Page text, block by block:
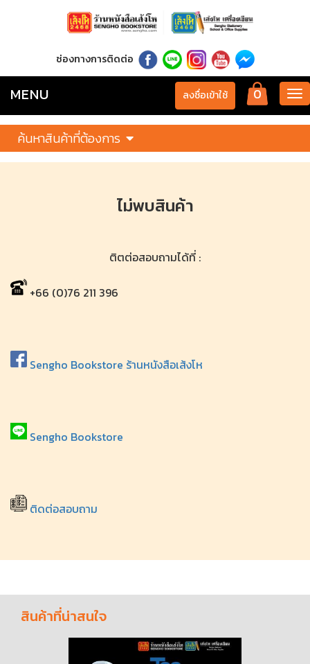
ช่องทางการติดต่อ
0
ลงชื่อเข้าใช้
MENU
ค้นหาสินค้าที่ต้องการ
ไม่พบสินค้า
ติตต่อสอบถามได้ที่ :
+66 (0)76 211 396
Sengho Bookstore ร้านหนังสือเส้งโห
Sengho Bookstore
ติดต่อสอบถาม
สินค้าที่น่าสนใจ